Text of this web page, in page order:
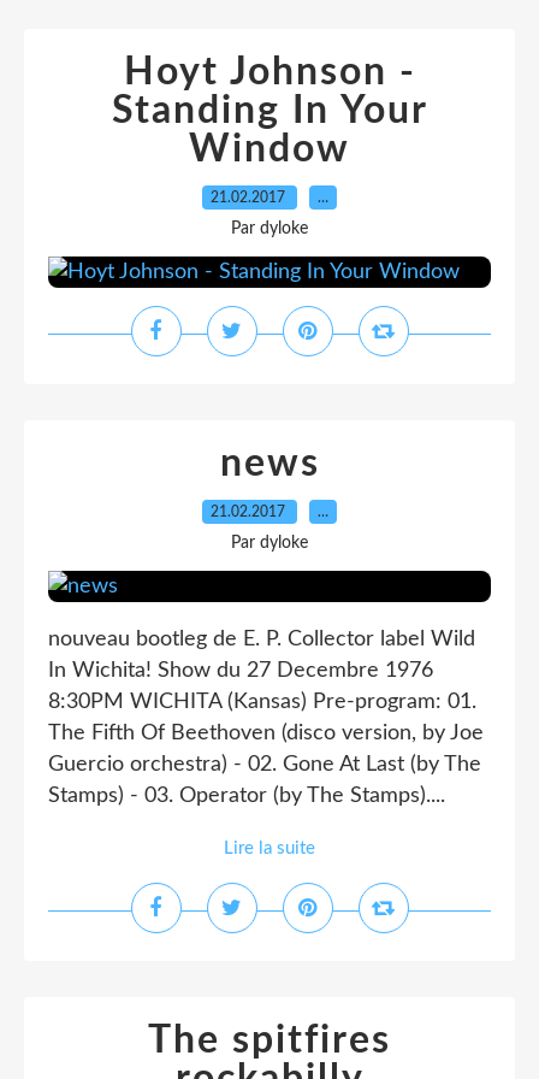
Hoyt Johnson -
Standing In Your
Window
21.02.2017 …
Par dyloke
news
21.02.2017 …
Par dyloke
nouveau bootleg de E. P. Collector label Wild
In Wichita! Show du 27 Decembre 1976
8:30PM WICHITA (Kansas) Pre-program: 01.
The Fifth Of Beethoven (disco version, by Joe
Guercio orchestra) - 02. Gone At Last (by The
Stamps) - 03. Operator (by The Stamps)....
Lire la suite
The spitfires